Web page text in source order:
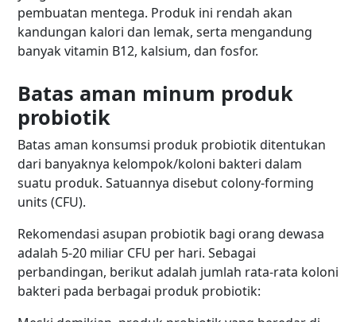
pembuatan mentega. Produk ini rendah akan
kandungan kalori dan lemak, serta mengandung
banyak vitamin B12, kalsium, dan fosfor.
Batas aman minum produk
probiotik
Batas aman konsumsi produk probiotik ditentukan
dari banyaknya kelompok/koloni bakteri dalam
suatu produk. Satuannya disebut colony-forming
units (CFU).
Rekomendasi asupan probiotik bagi orang dewasa
adalah 5-20 miliar CFU per hari. Sebagai
perbandingan, berikut adalah jumlah rata-rata koloni
bakteri pada berbagai produk probiotik: